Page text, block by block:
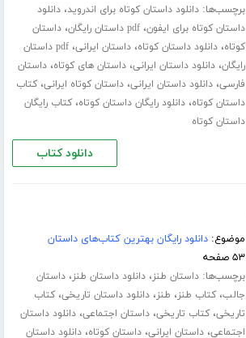
برچسب‌ها:دانلود داستان کوتاه برای اندروید،دانلود
داستان کوتاه برای ایفون،pdf داستان رایگان ،داستان
کوتاه،دانلود داستان کوتاه،داستان ایرانی،
pdf داستان
رایگان،دانلود داستان ایرانی،داستان های کوتاه،داستان
فارسی،دانلود داستان ایرانی،داستان کوتاه ایرانی،کتاب
داستان کوتاه،دانلود رایگان داستان کوتاه،کتاب رایگان
داستان کوتاه
دانلود کتاب
موضوع:دانلود رایگان بهترین کتاب‌های داستان
۵۳ صفحه
برچسب‌ها:داستان طنز،دانلود داستان طنز،داستان
جالب،کتاب طنز، طنز،دانلود داستان تاریخی،کتاب
تاریخی،کتاب تاریخی،داستان اجتماعی،دانلود داستان
اجتماعی،داستان ایرانی،داستان کوتاه،دانلود داستان